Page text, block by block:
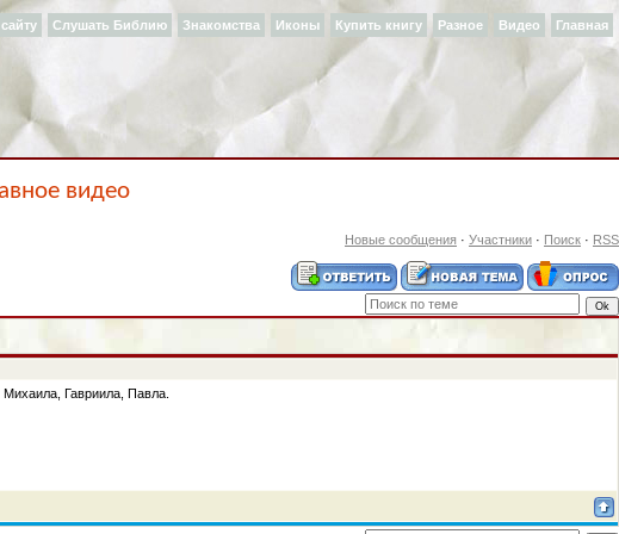
Главная
Видео
Разное
Купить книгу
Иконы
Знакомства
Слушать Библию
видео
Новые сообщения · Участники · Поиск · RSS
Гавриила, Павла.